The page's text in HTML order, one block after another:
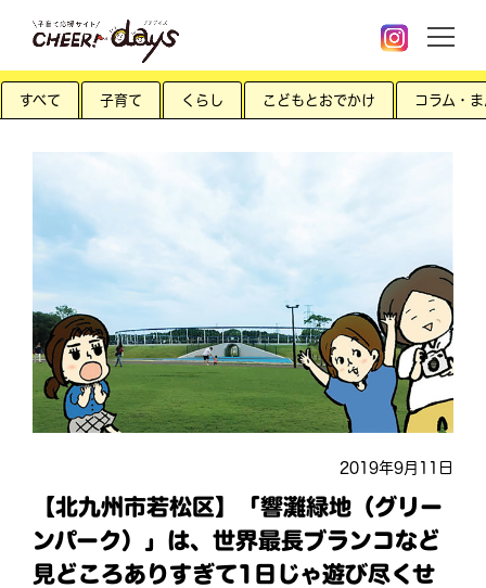
すべて 子育て くらし こどもとおでかけ コラム・
2019年9月11日
【北九州市若松区】「響灘緑地（グリー
ンパーク）」は、世界最長ブランコなど
見どころありすぎて1日じゃ遊び尽くせ